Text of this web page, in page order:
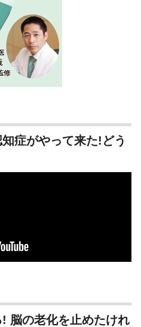
症がやって来た!どう
脳の老化を止めたけれ